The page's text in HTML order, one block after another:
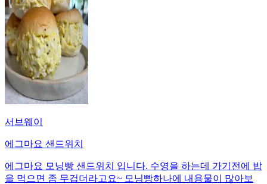
서브웨이
에그마요 샌드위치
에그마요 모닝빵 샌드위치 입니다. 수영을 하는데 가기전에 밥
을 먹으면 좀 무겁더라고요~ 모닝빵하나에 내용물이 많아보